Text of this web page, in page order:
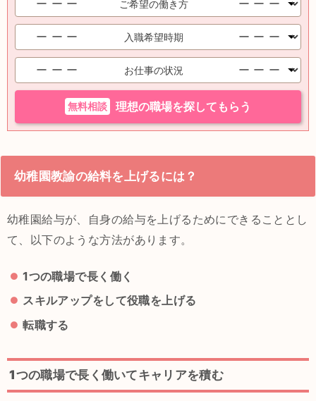
無料相談 理想の職場を探してもらう
幼稚園教諭の給料を上げるには？
幼稚園給与が、自身の給与を上げるためにできることとし
て、以下のような方法があります。
1つの職場で長く働く
スキルアップをして役職を上げる
転職する
1つの職場で長く働いてキャリアを積む